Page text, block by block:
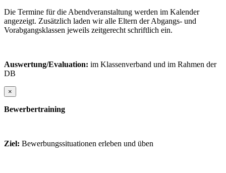
Die Termine für die Abendveranstaltung werden im Kalender
angezeigt. Zusätzlich laden wir alle Eltern der Abgangs- und
Vorabgangsklassen jeweils zeitgerecht schriftlich ein.
Auswertung/Evaluation: im Klassenverband und im Rahmen der
DB
×
Bewerbertraining
Ziel: Bewerbungssituationen erleben und üben